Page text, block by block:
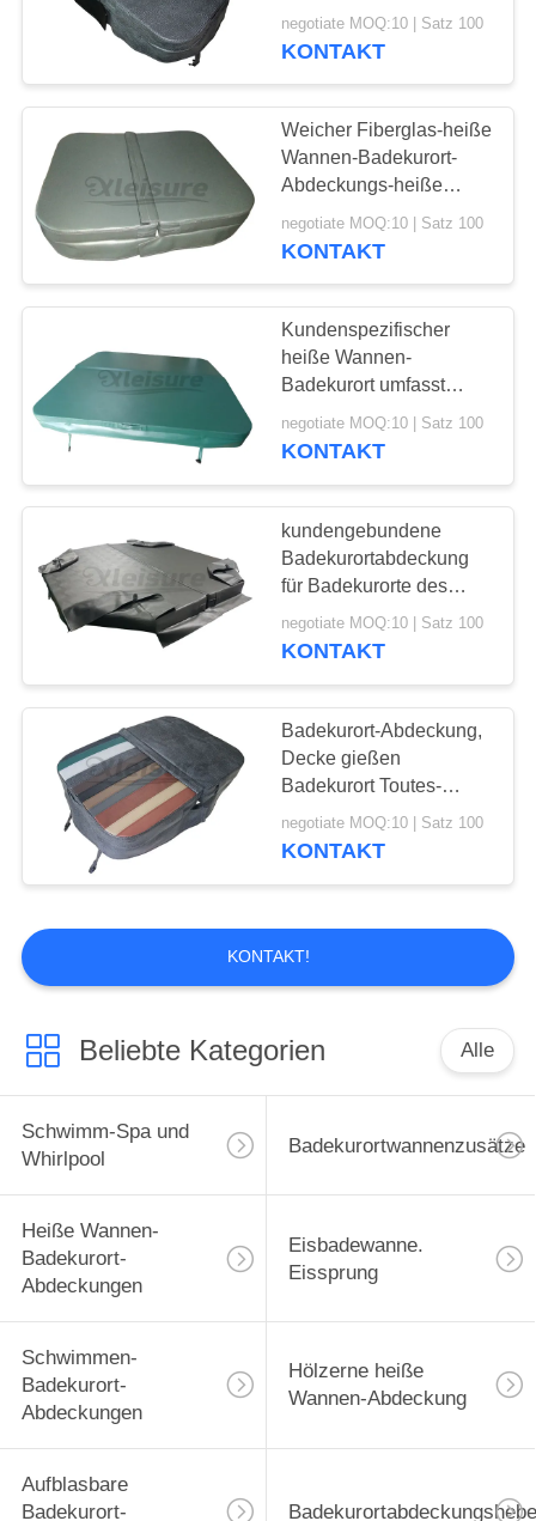
kundenspezifische
heiße Wannen-
Abdeckungen
negotiate MOQ:10 | Satz 100
KONTAKT
Weicher Fiberglas-heiße
Wannen-Badekurort-
Abdeckungs-heiße
Wannen-Winter umfasst
das
negotiate MOQ:10 | Satz 100
KONTAKT
Kundenspezifischer
heiße Wannen-
Badekurort umfasst
dauerhafte Pool-und
Badekurort-
negotiate MOQ:10 | Satz 100
KONTAKT
kundengebundene
Badekurortabdeckung
für Badekurorte des
Maß-eins, Jacuzzi,
Badekurorte der heißen
negotiate MOQ:10 | Satz 100
KONTAKT
Badekurort-Abdeckung,
Decke gießen
Badekurort Toutes-
Marques, Tous ModèLes
negotiate MOQ:10 | Satz 100
KONTAKT
KONTAKT!
Beliebte Kategorien Alle
Schwimm-Spa und
Whirlpool
Badekurortwannenzusätze
Heiße Wannen-
Badekurort-
Abdeckungen
Eisbadewanne.
Eissprung
Schwimmen-
Badekurort-
Abdeckungen
Hölzerne heiße
Wannen-Abdeckung
Aufblasbare
Badekurort-